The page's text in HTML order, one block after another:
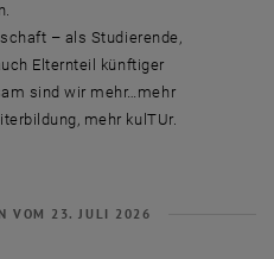
– als Studierende,
Elternteil künftiger
sind wir mehr…mehr
mehr kulTUr.
VOM 23. JULI 2026